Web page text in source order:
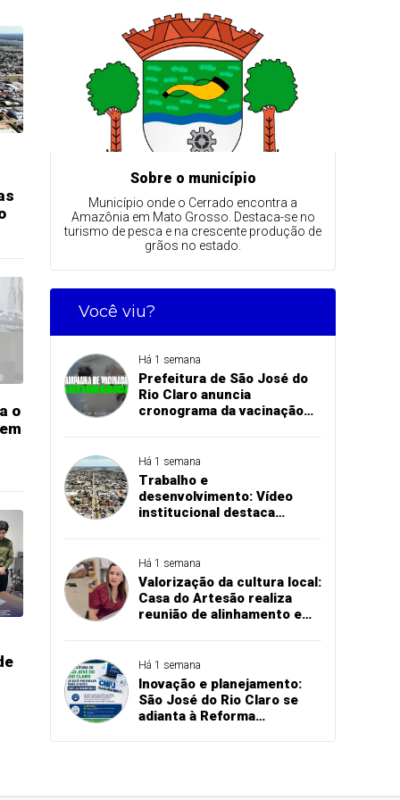
o
Sobre o município
Município onde o Cerrado encontra a
Amazônia em Mato Grosso. Destaca-se no
turismo de pesca e na crescente produção de
grãos no estado.
Você viu?
Há 1 semana
Prefeitura de São José do
Rio Claro anuncia
cronograma da vacinação
Há 1 semana
Trabalho e
desenvolvimento: Vídeo
institucional destaca
do Rio Claro
Há 1 semana
Valorização da cultura local:
Casa do Artesão realiza
reunião de alinhamento e
Rio Claro
Há 1 semana
Inovação e planejamento:
São José do Rio Claro se
adianta à Reforma